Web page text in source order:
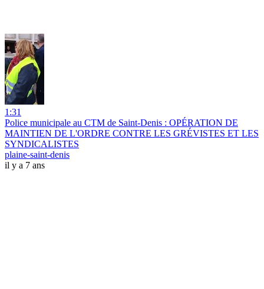
1:31
Police municipale au CTM de Saint-Denis : OPÉRATION DE
MAINTIEN DE L'ORDRE CONTRE LES GRÉVISTES ET LES
SYNDICALISTES
plaine-saint-denis
il y a 7 ans